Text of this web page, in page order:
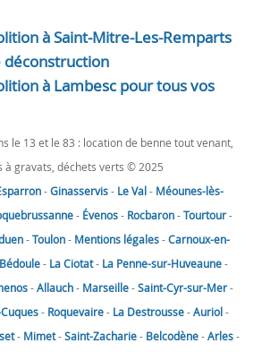
à Saint-Mitre-Les-Remparts
déconstruction
à Lambesc pour tous vos
le 13 et le 83 : location de benne tout venant,
à gravats, déchets verts © 2025
-Ginasservis- Le Val- Méounes-lès-
- Évenos- Rocbaron-Tourtour-
-Toulon- Mentions légales-Carnoux-en-
- La Ciotat- La Penne-sur-Huveaune-
-Allauch- Marseille-Saint-Cyr-sur-Mer-
- Roquevaire- La Destrousse-Auriol-
- Mimet-Saint-Zacharie- Belcodène-Arles-